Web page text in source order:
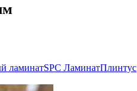
ламинатSPC ЛаминатПлинтус